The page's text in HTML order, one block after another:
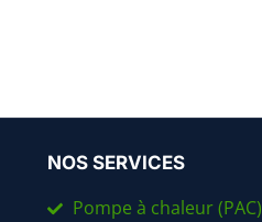
NOS SERVICES
Pompe à chaleur (PAC)